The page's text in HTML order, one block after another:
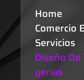
Home
Comercio
Servicios
Diseño
Yerías